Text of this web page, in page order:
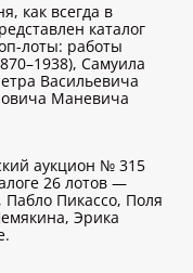
как всегда в
каталог
лоты: работы
Самуила
Васильевича
Маневича
аукцион № 315
26 лотов —
Пикассо, Поля
Эрика